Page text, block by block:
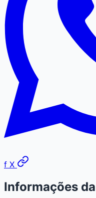
f X
Informações